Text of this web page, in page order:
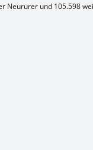
Neururer und 105.598